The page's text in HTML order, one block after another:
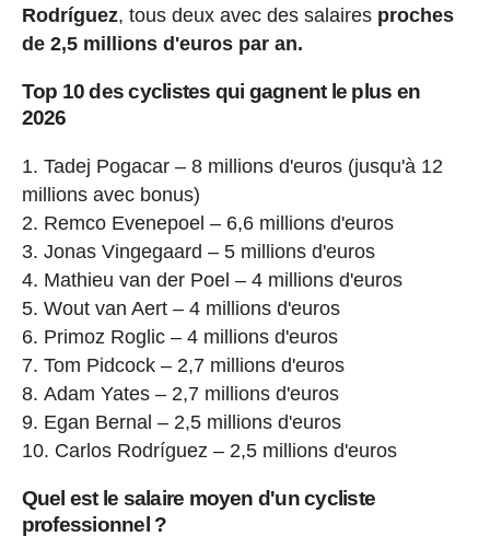
Rodríguez, tous deux avec des salaires proches
de 2,5 millions d'euros par an.
Top 10 des cyclistes qui gagnent le plus en
2026
Tadej Pogacar – 8 millions d'euros (jusqu'à 12
millions avec bonus)
Remco Evenepoel – 6,6 millions d'euros
Jonas Vingegaard – 5 millions d'euros
Mathieu van der Poel – 4 millions d'euros
Wout van Aert – 4 millions d'euros
Primoz Roglic – 4 millions d'euros
Tom Pidcock – 2,7 millions d'euros
Adam Yates – 2,7 millions d'euros
Egan Bernal – 2,5 millions d'euros
Carlos Rodríguez – 2,5 millions d'euros
Quel est le salaire moyen d'un cycliste
professionnel ?